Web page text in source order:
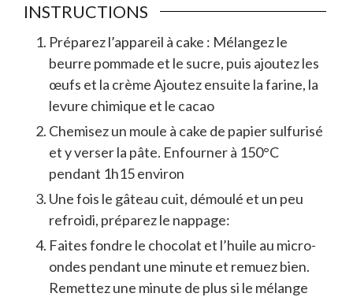
INSTRUCTIONS
Préparez l’appareil à cake : Mélangez le
beurre pommade et le sucre, puis ajoutez les
œufs et la crème Ajoutez ensuite la farine, la
levure chimique et le cacao
Chemisez un moule à cake de papier sulfurisé
et y verser la pâte. Enfourner à 150°C
pendant 1h15 environ
Une fois le gâteau cuit, démoulé et un peu
refroidi, préparez le nappage:
Faites fondre le chocolat et l’huile au micro-
ondes pendant une minute et remuez bien.
Remettez une minute de plus si le mélange